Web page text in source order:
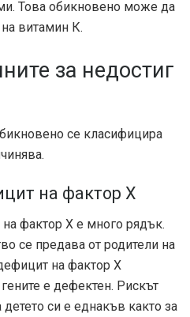
Това обикновено може да
витамин К.
за недостиг
се класифицира
на фактор X
фактор Х е много рядък.
се предава от родители на
на фактор X
е дефектен. Рискът
детето си е еднакъв както за